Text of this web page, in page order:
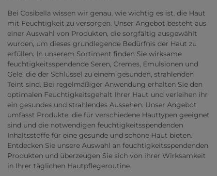
Bei Cosibella wissen wir genau, wie wichtig es ist, die Haut
mit Feuchtigkeit zu versorgen. Unser Angebot besteht aus
einer Auswahl von Produkten, die sorgfältig ausgewählt
wurden, um dieses grundlegende Bedürfnis der Haut zu
erfüllen. In unserem Sortiment finden Sie wirksame
feuchtigkeitsspendende Seren, Cremes, Emulsionen und
Gele, die der Schlüssel zu einem gesunden, strahlenden
Teint sind. Bei regelmäßiger Anwendung erhalten Sie den
optimalen Feuchtigkeitsgehalt Ihrer Haut und verleihen ihr
ein gesundes und strahlendes Aussehen. Unser Angebot
umfasst Produkte, die für verschiedene Hauttypen geeignet
sind und die notwendigen feuchtigkeitsspendenden
Inhaltsstoffe für eine gesunde und schöne Haut bieten.
Entdecken Sie unsere Auswahl an feuchtigkeitsspendenden
Produkten und überzeugen Sie sich von ihrer Wirksamkeit
in Ihrer täglichen Hautpflegeroutine.